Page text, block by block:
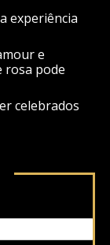
experiência
e
rosa pode
celebrados